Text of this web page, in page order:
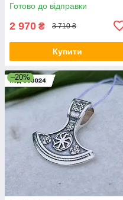
Готово до відправки
2 970 ₴ 3 710 ₴
Купити
–20%